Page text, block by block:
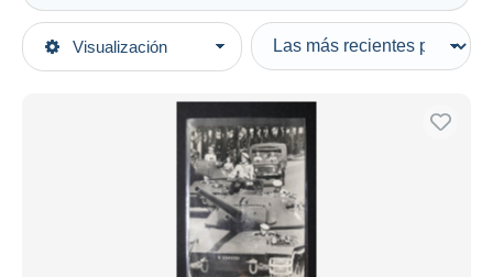
Visualización
Categorías principales
Tipo de venta
Activas
Precios fijos
Subasta con ofertas
Subastas sin pujas
Casa de subastas